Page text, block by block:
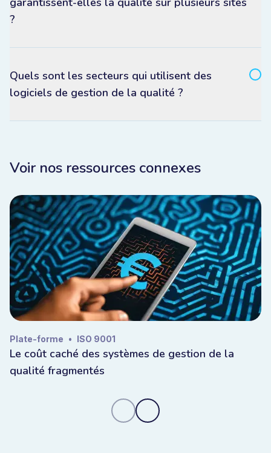
?
Quels sont les secteurs qui utilisent des
logiciels de gestion de la qualité ?
Voir nos ressources connexes
Plate-forme • ISO 9001
Le coût caché des systèmes de gestion de la
qualité fragmentés